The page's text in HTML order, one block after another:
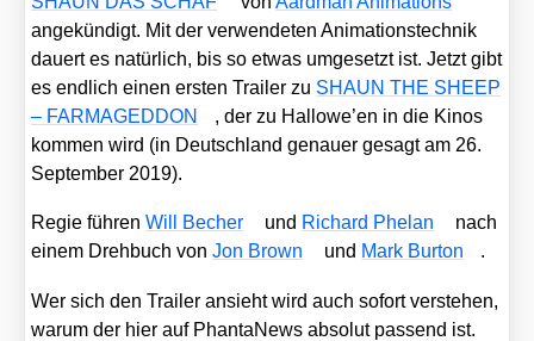
ange­kün­digt. Mit der ver­wen­de­ten Ani­ma­ti­ons­tech­nik
dau­ert es natür­lich, bis so etwas umge­setzt ist. Jetzt gibt
es end­lich einen ers­ten Trai­ler zu SHAUN THE SHEEP
– FARMAGEDDON
, der zu Hal­lo­we’en in die Kinos
kom­men wird (in Deutsch­land genau­er gesagt am 26.
Sep­tem­ber 2019).
Regie füh­renWill Becher und Richard Phel­an
nach
einem Dreh­buch vonJon Brown und Mark Bur­ton .
Wer sich den Trai­ler ansieht wird auch sofort ver­ste­hen,
war­um der hier auf Phan­ta­News abso­lut pas­send ist.